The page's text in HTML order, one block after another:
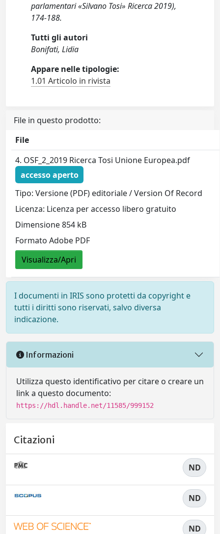
parlamentari «Silvano Tosi» Ricerca 2019),
174-188.
Tutti gli autori
Bonifati, Lidia
Appare nelle tipologie:
1.01 Articolo in rivista
File in questo prodotto:
File
4. OSF_2_2019 Ricerca Tosi Unione Europea.pdf
accesso aperto
Tipo: Versione (PDF) editoriale / Version Of Record
Licenza: Licenza per accesso libero gratuito
Dimensione 854 kB
Formato Adobe PDF
Visualizza/Apri
I documenti in IRIS sono protetti da copyright e
tutti i diritti sono riservati, salvo diversa
indicazione.
Informazioni
Utilizza questo identificativo per citare o creare un
link a questo documento:
https://hdl.handle.net/11585/999152
Citazioni
ND
ND
ND